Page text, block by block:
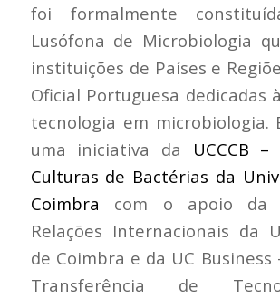
foi formalmente
Lusófona de Microbiologia
instituições de Países e
Oficial Portuguesa dedicadas
tecnologia em microbiologia.
uma iniciativa da UCCCB
Culturas de Bactérias da
Coimbra com o apoio da
Relações Internacionais da
de Coimbra e da UC Business
Transferência de